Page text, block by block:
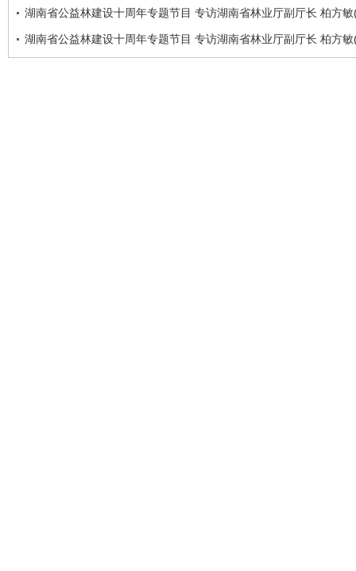
湖南省公益林建设十周年专题节目 专访湖南省林业厅副厅长 柏方
湖南省公益林建设十周年专题节目 专访湖南省林业厅副厅长 柏方